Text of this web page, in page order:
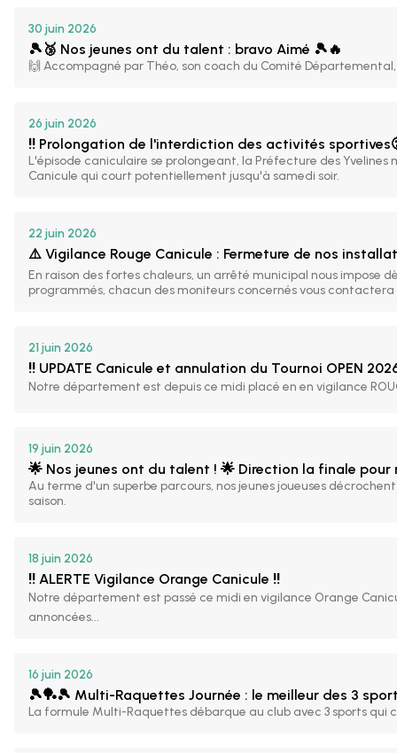
30 juin 2026
🎾🥉 Nos jeunes ont du talent : bravo Aimé 🎾🔥
🙌 Accompagné par Théo, son coach du Comité
26 juin 2026
‼️ Prolongation de l'interdiction des activités
L'épisode caniculaire se prolongeant, la Préfecture des
Canicule qui court potentiellement jusqu'à samedi soir.
22 juin 2026
⚠️ Vigilance Rouge Canicule : Fermeture de nos
En raison des fortes chaleurs, un arrêté municipal nous
programmés, chacun des moniteurs concernés vous
21 juin 2026
‼️ UPDATE Canicule et annulation du Tournoi OPEN
Notre département est depuis ce midi placé en en vigilance
19 juin 2026
🌟 Nos jeunes ont du talent ! 🌟 Direction la finale pour
Au terme d'un superbe parcours, nos jeunes joueuses
saison.
18 juin 2026
‼️ ALERTE Vigilance Orange Canicule ‼️
Notre département est passé ce midi en vigilance Orange
annoncées...
16 juin 2026
🎾🏓🎾 Multi-Raquettes Journée : le meilleur des 3
La formule Multi-Raquettes débarque au club avec 3 sports qui